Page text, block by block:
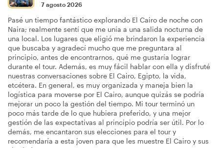
7 agosto 2026
Pasé un tiempo fantástico explorando El Cairo de noche con
Naira; realmente sentí que me unía a una salida nocturna de
una local. Los lugares que eligió me brindaron la experiencia
que buscaba y agradecí mucho que me preguntara al
principio, antes de encontrarnos, qué me gustaría lograr
durante el tour. Además, es muy fácil hablar con ella y disfruté
nuestras conversaciones sobre El Cairo, Egipto, la vida,
etcétera. En general, es muy organizada y maneja bien la
logística para moverse por El Cairo, aunque quizás se podría
mejorar un poco la gestión del tiempo. Mi tour terminó un
poco más tarde de lo que hubiera preferido, y una mejor
gestión de las expectativas al principio podría ser útil. Por lo
demás, me encantaron sus elecciones para el tour y
recomendaría a esta joven para que les muestre El Cairo y sus